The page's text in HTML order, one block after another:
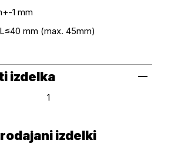
1 mm
mm (max. 45mm)
izdelka
1
izdelki